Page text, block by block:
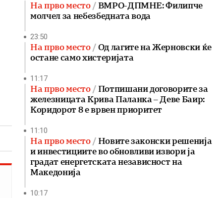
На прво место
ВМРО-ДПМНЕ: Филипче
молчел за небезбедната вода
23:50
На прво место
Од лагите на Жерновски ќе
остане само хистеријата
11:17
На прво место
Потпишани договорите за
железницата Крива Паланка – Деве Баир:
Коридорот 8 е врвен приоритет
11:10
На прво место
Новите законски решенија
и инвестициите во обновливи извори ја
градат енергетската независност на
Македонија
10:17